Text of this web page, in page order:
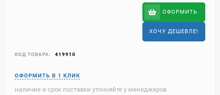
ОФОРМИТЬ
ХОЧУ ДЕШЕВЛЕ!
КОД ТОВАРА: 419910
наличие и срок поставки уточняйте у менеджеров